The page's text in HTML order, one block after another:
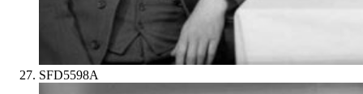
SFD5598A